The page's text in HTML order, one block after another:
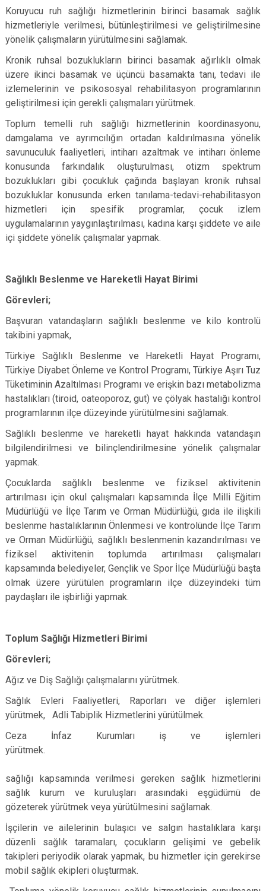
Koruyucu ruh sağlığı hizmetlerinin birinci basamak sağlık
hizmetleriyle verilmesi, bütünleştirilmesi ve geliştirilmesine
yönelik çalışmaların yürütülmesini sağlamak.
Kronik ruhsal bozuklukların birinci basamak ağırlıklı olmak
üzere ikinci basamak ve üçüncü basamakta tanı, tedavi ile
izlemelerinin ve psikososyal rehabilitasyon programlarının
geliştirilmesi için gerekli çalışmaları yürütmek.
Toplum temelli ruh sağlığı hizmetlerinin koordinasyonu,
damgalama ve ayrımcılığın ortadan kaldırılmasına yönelik
savunuculuk faaliyetleri, intiharı azaltmak ve intiharı önleme
konusunda farkındalık oluşturulması, otizm spektrum
bozuklukları gibi çocukluk çağında başlayan kronik ruhsal
bozukluklar konusunda erken tanılama-tedavi-rehabilitasyon
hizmetleri için spesifik programlar, çocuk izlem
uygulamalarının yaygınlaştırılması, kadına karşı şiddete ve aile
içi şiddete yönelik çalışmalar yapmak.
Sağlıklı Beslenme ve Hareketli Hayat Birimi
Görevleri;
Başvuran vatandaşların sağlıklı beslenme ve kilo kontrolü
takibini yapmak,
Türkiye Sağlıklı Beslenme ve Hareketli Hayat Programı,
Türkiye Diyabet Önleme ve Kontrol Programı, Türkiye Aşırı Tuz
Tüketiminin Azaltılması Programı ve erişkin bazı metabolizma
hastalıkları (tiroid, oateoporoz, gut) ve çölyak hastalığı kontrol
programlarının ilçe düzeyinde yürütülmesini sağlamak.
Sağlıklı beslenme ve hareketli hayat hakkında vatandaşın
bilgilendirilmesi ve bilinçlendirilmesine yönelik çalışmalar
yapmak.
Çocuklarda sağlıklı beslenme ve fiziksel aktivitenin
artırılması için okul çalışmaları kapsamında İlçe Milli Eğitim
Müdürlüğü ve İlçe Tarım ve Orman Müdürlüğü, gıda ile ilişkili
beslenme hastalıklarının Önlenmesi ve kontrolünde İlçe Tarım
ve Orman Müdürlüğü, sağlıklı beslenmenin kazandırılması ve
fiziksel aktivitenin toplumda artırılması çalışmaları
kapsamında belediyeler, Gençlik ve Spor İlçe Müdürlüğü başta
olmak üzere yürütülen programların ilçe düzeyindeki tüm
paydaşları ile işbirliği yapmak.
Toplum Sağlığı Hizmetleri Birimi
Görevleri;
Ağız ve Diş Sağlığı çalışmalarını yürütmek.
Sağlık Evleri Faaliyetleri, Raporları ve diğer işlemleri
yürütmek, Adli Tabiplik Hizmetlerini yürütülmek.
Ceza İnfaz Kurumları iş ve işlemleri
sağlığı kapsamında verilmesi gereken sağlık hizmetlerini
sağlık kurum ve kuruluşları arasındaki eşgüdümü de
gözeterek yürütmek veya yürütülmesini sağlamak.
İşçilerin ve ailelerinin bulaşıcı ve salgın hastalıklara karşı
düzenli sağlık taramaları, çocukların gelişimi ve gebelik
takipleri periyodik olarak yapmak, bu hizmetler için gerekirse
mobil sağlık ekipleri oluşturmak.